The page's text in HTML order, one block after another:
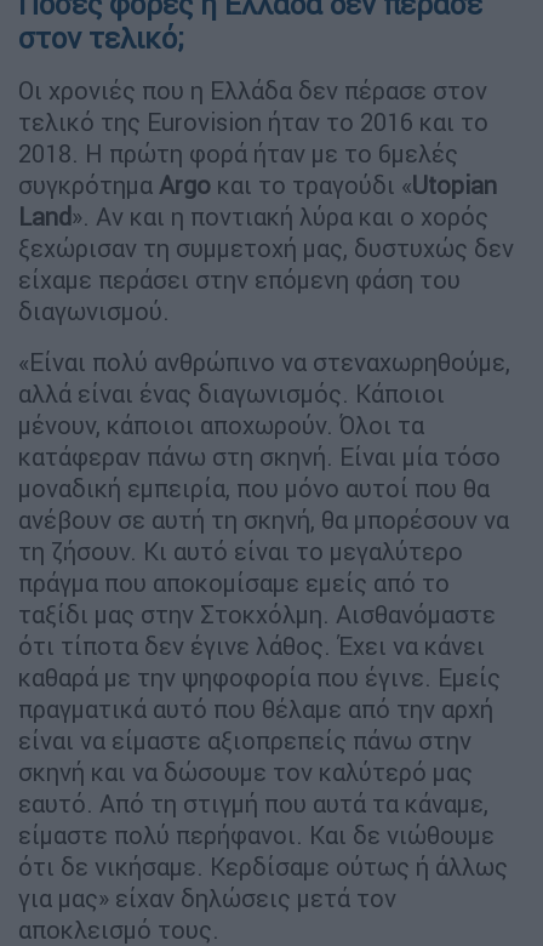
στον τελικό;
Οι χρονιές που η Ελλάδα δεν πέρασε στον
τελικό της Eurovision ήταν το 2016 και το
2018. H πρώτη φορά ήταν με το 6μελές
συγκρότημα Argo και το τραγούδι «Utopian
Land». Αν και η ποντιακή λύρα και ο χορός
ξεχώρισαν τη συμμετοχή μας, δυστυχώς δεν
είχαμε περάσει στην επόμενη φάση του
διαγωνισμού.
«Είναι πολύ ανθρώπινο να στεναχωρηθούμε,
αλλά είναι ένας διαγωνισμός. Κάποιοι
μένουν, κάποιοι αποχωρούν. Όλοι τα
κατάφεραν πάνω στη σκηνή. Είναι μία τόσο
μοναδική εμπειρία, που μόνο αυτοί που θα
ανέβουν σε αυτή τη σκηνή, θα μπορέσουν να
τη ζήσουν. Κι αυτό είναι το μεγαλύτερο
πράγμα που αποκομίσαμε εμείς από το
ταξίδι μας στην Στοκχόλμη. Αισθανόμαστε
ότι τίποτα δεν έγινε λάθος. Έχει να κάνει
καθαρά με την ψηφοφορία που έγινε. Εμείς
πραγματικά αυτό που θέλαμε από την αρχή
είναι να είμαστε αξιοπρεπείς πάνω στην
σκηνή και να δώσουμε τον καλύτερό μας
εαυτό. Από τη στιγμή που αυτά τα κάναμε,
είμαστε πολύ περήφανοι. Και δε νιώθουμε
ότι δε νικήσαμε. Κερδίσαμε ούτως ή άλλως
για μας» είχαν δηλώσεις μετά τον
αποκλεισμό τους.